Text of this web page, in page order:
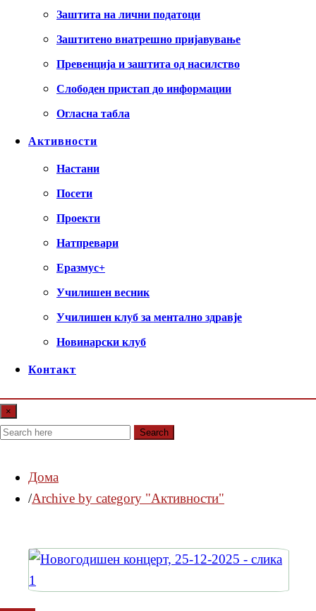
Заштита на лични податоци
Заштитено внатрешно пријавување
Превенција и заштита од насилство
Слободен пристап до информации
Огласна табла
Активности
Настани
Посети
Проекти
Натпревари
Еразмус+
Училишен весник
Училишен клуб за ментално здравје
Новинарски клуб
Контакт
×
Search
Дома
Archive by category "Активности"